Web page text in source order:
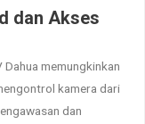
dan Akses
memungkinkan
kamera dari
dan